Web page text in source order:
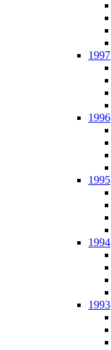
1997
1996
1995
1994
1993